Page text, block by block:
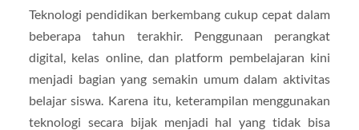
Teknologi pendidikan berkembang cukup cepat dalam
beberapa tahun terakhir. Penggunaan perangkat
digital, kelas online, dan platform pembelajaran kini
menjadi bagian yang semakin umum dalam aktivitas
belajar siswa. Karena itu, keterampilan menggunakan
teknologi secara bijak menjadi hal yang tidak bisa